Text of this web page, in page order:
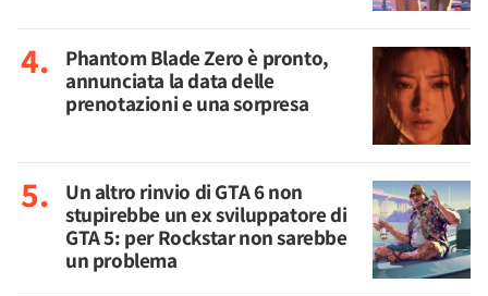
Phantom Blade Zero è pronto,
annunciata la data delle
prenotazioni e una sorpresa
Un altro rinvio di GTA 6 non
stupirebbe un ex sviluppatore di
GTA 5: per Rockstar non sarebbe
un problema